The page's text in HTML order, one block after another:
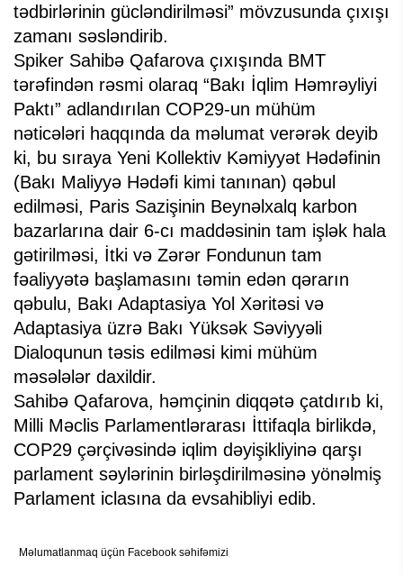
tədbirlərinin gücləndirilməsi” mövzusunda çıxışı
zamanı səsləndirib.
Spiker Sahibə Qafarova çıxışında BMT
tərəfindən rəsmi olaraq “Bakı İqlim Həmrəyliyi
Paktı” adlandırılan COP29-un mühüm
nəticələri haqqında da məlumat verərək deyib
ki, bu sıraya Yeni Kollektiv Kəmiyyət Hədəfinin
(Bakı Maliyyə Hədəfi kimi tanınan) qəbul
edilməsi, Paris Sazişinin Beynəlxalq karbon
bazarlarına dair 6-cı maddəsinin tam işlək hala
gətirilməsi, İtki və Zərər Fondunun tam
fəaliyyətə başlamasını təmin edən qərarın
qəbulu, Bakı Adaptasiya Yol Xəritəsi və
Adaptasiya üzrə Bakı Yüksək Səviyyəli
Dialoqunun təsis edilməsi kimi mühüm
məsələlər daxildir.
Sahibə Qafarova, həmçinin diqqətə çatdırıb ki,
Milli Məclis Parlamentlərarası İttifaqla birlikdə,
COP29 çərçivəsində iqlim dəyişikliyinə qarşı
parlament səylərinin birləşdirilməsinə yönəlmiş
Parlament iclasına da evsahibliyi edib.
Məlumatlanmaq üçün Facebook səhifəmizi